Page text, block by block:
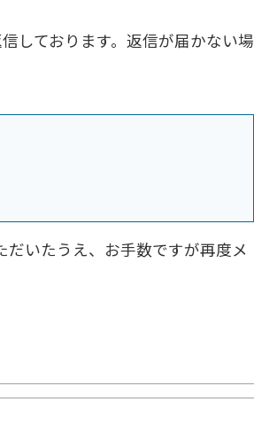
しております。返信が届かない場
いたうえ、お手数ですが再度メ